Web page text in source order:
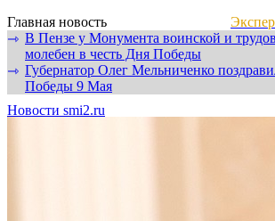
Главная новость
⇾ В Пензе у Монумента воинской и
молебен в честь Дня Победы
⇾ Губернатор Олег Мельниченко
Победы 9 Мая
Новости smi2.ru